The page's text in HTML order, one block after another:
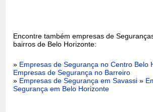
Encontre também empresas de
bairros de Belo Horizonte:
» Empresas de Segurança no Centro Belo
Empresas de Segurança no Barreiro
» Empresas de Segurança em Savassi »
Segurança em Belo Horizonte